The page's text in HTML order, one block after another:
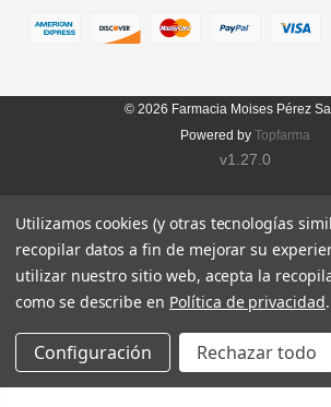
© 2026 Farmacia Moises Pérez
Powered by Topfarma
v1.27.0
Utilizamos cookies (y otras tecnologías
recopilar datos a fin de mejorar su
utilizar nuestro sitio web, acepta la
como se describe en Política de privacidad.
Configuración Rechazar todo